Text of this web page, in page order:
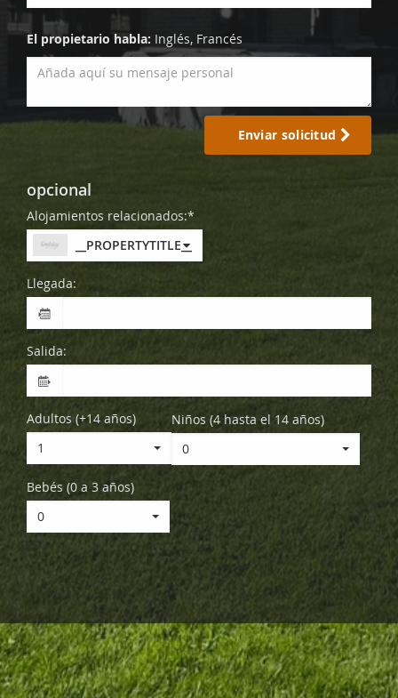
El propietario habla: Inglés, Francés
Enviar solicitud
opcional
Alojamientos relacionados:*
__PROPERTYTITLE__
Llegada:
Salida:
Adultos (+14 años)
1
Niños (4 hasta el 14 años)
0
Bebés (0 a 3 años)
0